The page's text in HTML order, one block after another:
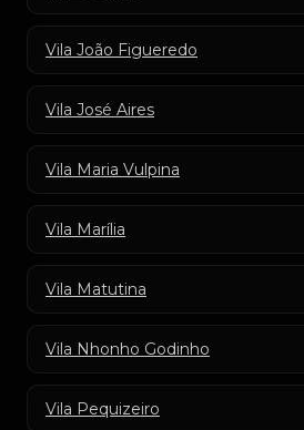
Vila João Figueredo
Vila José Aires
Vila Maria Vulpina
Vila Marília
Vila Matutina
Vila Nhonho Godinho
Vila Pequizeiro